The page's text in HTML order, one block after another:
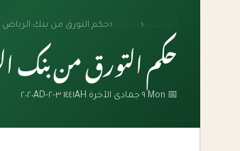
‹
‹حكم التورق من بنك الرياض
حكم التورق من بنك
📅 Mon ٩ جمادى الآخرة ١٤٤١AH ٣-٢-٢٠٢٠AD